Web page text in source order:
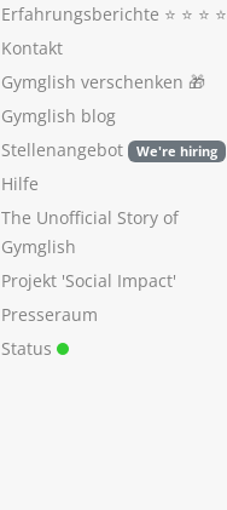
Erfahrungsberichte ⭐️ ⭐️ ⭐️ ⭐️
Kontakt
Gymglish verschenken 🎁
Gymglish blog
Stellenangebot
We're hiring
Hilfe
The Unofficial Story of
Gymglish
Projekt 'Social Impact'
Presseraum
Status